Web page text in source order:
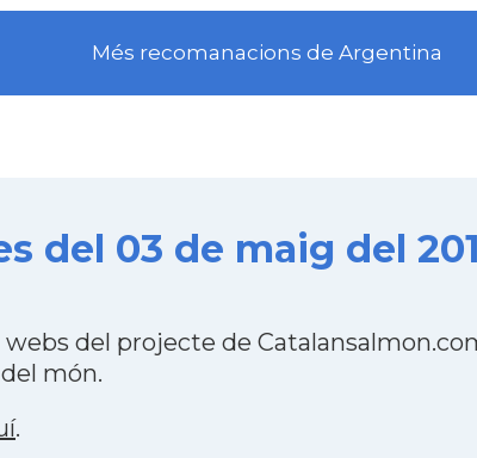
Més recomanacions de Argentina
del 03 de maig del
webs del projecte de
món.
.